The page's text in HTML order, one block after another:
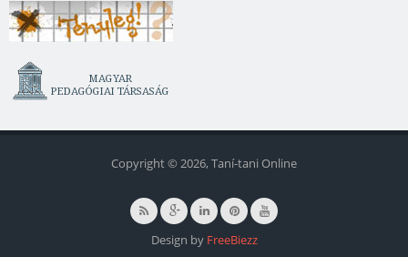
Copyright © 2026, Taní-tani Online
Design by FreeBiezz